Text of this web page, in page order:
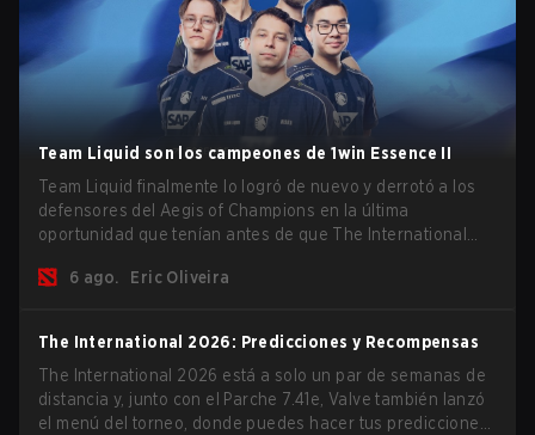
Team Liquid son los campeones de 1win Essence II
Team Liquid finalmente lo logró de nuevo y derrotó a los
defensores del Aegis of Champions en la última
oportunidad que tenían antes de que The International
oportunidad de gloria eterna.
6 ago. Eric Oliveira
The International 2026: Predicciones y Recompensas
The International 2026 está a solo un par de semanas de
distancia y, junto con el Parche 7.41e, Valve también lanzó
el menú del torneo, donde puedes hacer tus predicciones